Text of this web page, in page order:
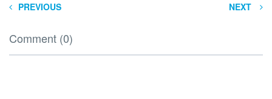
PREVIOUS NEXT
Comment (0)